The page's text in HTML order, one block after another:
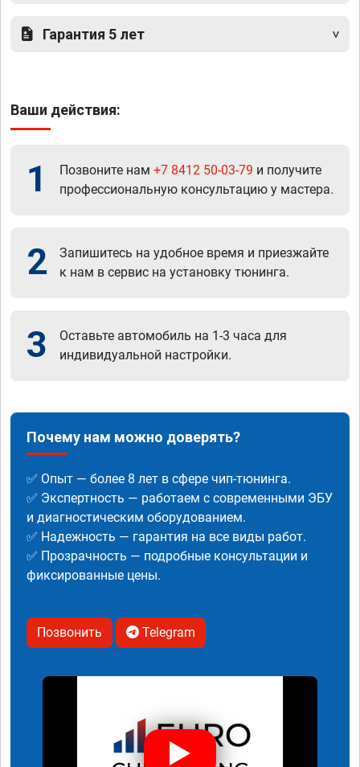
Гарантия 5 лет
Ваши действия:
1 Позвоните нам +7 8412 50-03-79 и получите
профессиональную консультацию у мастера.
2
Запишитесь на удобное время и приезжайте
к нам в сервис на установку тюнинга.
3
Оставьте автомобиль на 1-3 часа для
индивидуальной настройки.
Почему нам можно доверять?
✅ Опыт — более 8 лет в сфере чип-тюнинга.
✅ Экспертность — работаем с современными ЭБУ
и диагностическим оборудованием.
✅ Надежность — гарантия на все виды работ.
✅ Прозрачность — подробные консультации и
фиксированные цены.
Позвонить Telegram